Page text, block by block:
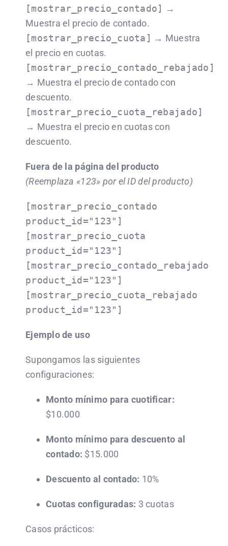
[mostrar_precio_contado] →
Muestra el precio de contado.
[mostrar_precio_cuota] → Muestra
el precio en cuotas.
[mostrar_precio_contado_rebajado]
→ Muestra el precio de contado con
descuento.
[mostrar_precio_cuota_rebajado]
→ Muestra el precio en cuotas con
descuento.
Fuera de la página del producto
(Reemplaza «123» por el ID del producto)
[mostrar_precio_contado
product_id="123"]
[mostrar_precio_cuota
product_id="123"]
[mostrar_precio_contado_rebajado
product_id="123"]
[mostrar_precio_cuota_rebajado
product_id="123"]
Ejemplo de uso
Supongamos las siguientes
configuraciones:
Monto mínimo para cuotificar:
$10.000
Monto mínimo para descuento al
contado: $15.000
Descuento al contado: 10%
Cuotas configuradas: 3 cuotas
Casos prácticos: